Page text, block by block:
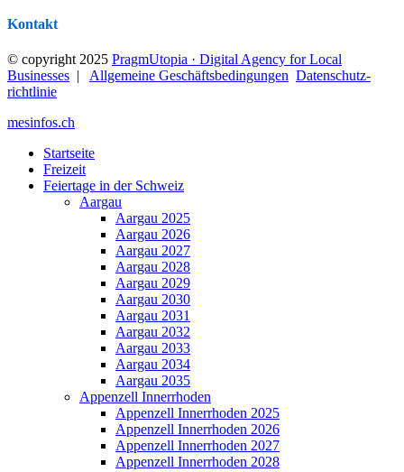
Kontakt
© copyright 2025 PragmUtopia · Digital Agency for Local
Businesses | Allgemeine Geschäftsbedingungen Datenschutz­
richtlinie
mesinfos.ch
Startseite
Freizeit
Feiertage in der Schweiz
Aargau
Aargau 2025
Aargau 2026
Aargau 2027
Aargau 2028
Aargau 2029
Aargau 2030
Aargau 2031
Aargau 2032
Aargau 2033
Aargau 2034
Aargau 2035
Appenzell Innerrhoden
Appenzell Innerrhoden 2025
Appenzell Innerrhoden 2026
Appenzell Innerrhoden 2027
Appenzell Innerrhoden 2028